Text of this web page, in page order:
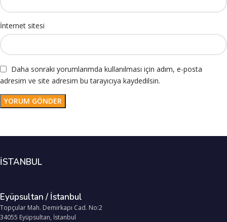
İnternet sitesi
Daha sonraki yorumlarımda kullanılması için adım, e-posta
adresim ve site adresim bu tarayıcıya kaydedilsin.
İSTANBUL
Eyüpsultan / İstanbul
Topçular Mah. Demirkapı Cad. No:2
34055 Eyüpsultan, İstanbul